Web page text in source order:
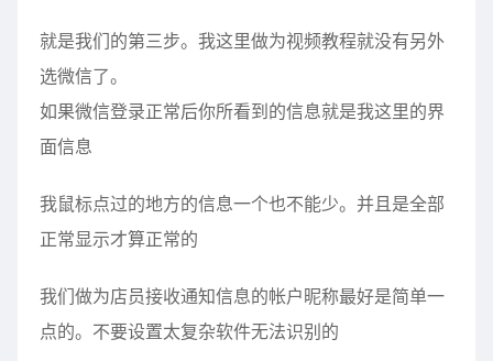
就是我们的第三步。我这里做为视频教程就没有另外
选微信了。
如果微信登录正常后你所看到的信息就是我这里的界
面信息
我鼠标点过的地方的信息一个也不能少。并且是全部
正常显示才算正常的
我们做为店员接收通知信息的帐户昵称最好是简单一
点的。不要设置太复杂软件无法识别的